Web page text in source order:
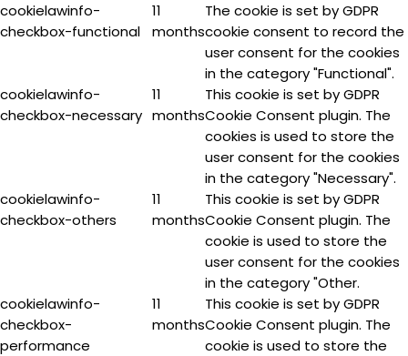
cookielawinfo-
checkbox-functional
11
months
The cookie is set by GDPR
cookie consent to record the
user consent for the cookies
in the category "Functional".
cookielawinfo-
checkbox-necessary
11
months
This cookie is set by GDPR
Cookie Consent plugin. The
cookies is used to store the
user consent for the cookies
in the category "Necessary".
cookielawinfo-
checkbox-others
11
months
This cookie is set by GDPR
Cookie Consent plugin. The
cookie is used to store the
user consent for the cookies
in the category "Other.
cookielawinfo-
checkbox-
performance
11
months
This cookie is set by GDPR
Cookie Consent plugin. The
cookie is used to store the